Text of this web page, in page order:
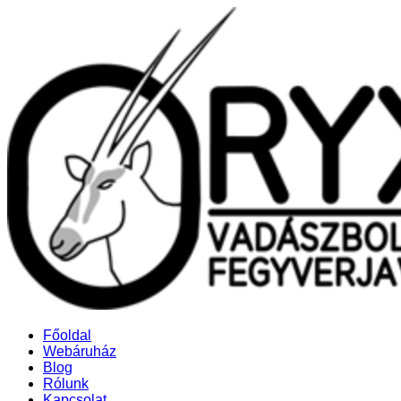
Főoldal
Webáruház
Blog
Rólunk